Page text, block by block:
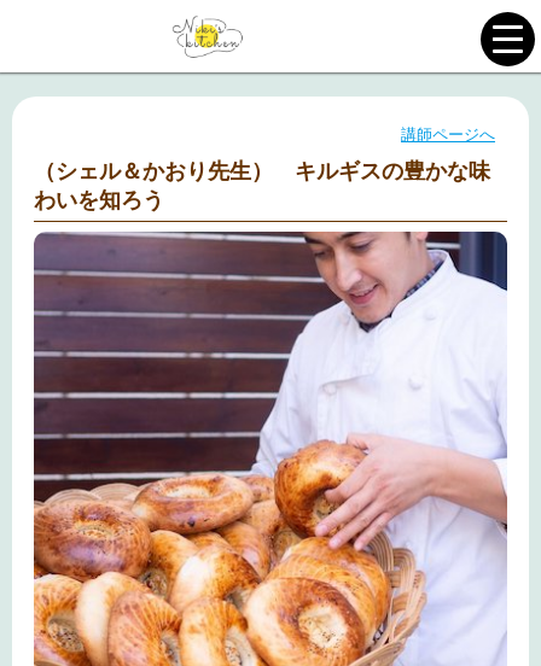
講師ページへ
（シェル＆かおり先生） キルギスの豊かな味
わいを知ろう